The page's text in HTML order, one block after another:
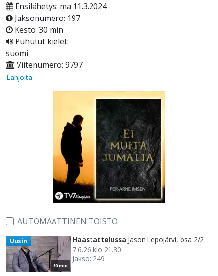
Ensilähetys: ma 11.3.2024
Jaksonumero: 197
Kesto: 30 min
Puhutut kielet:
suomi
Viitenumero: 9797
Lahjoita
AUTOMAATTINEN TOISTO
30 min
Uusin Haastattelussa Jason Lepojärvi, osa 2/2
7.6.26 klo 21.30
Jakso: 249